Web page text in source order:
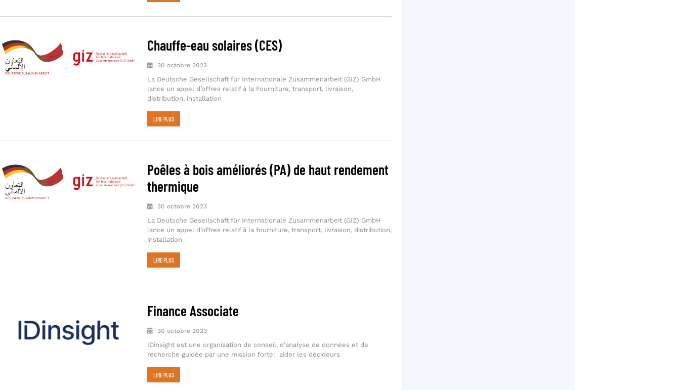
Chauffe-eau solaires (CES)
30 octobre 2023
La Deutsche Gesellschaft für Internationale Zusammenarbeit (GIZ) GmbH
lance un appel d’offres relatif à la Fourniture, transport, livraison,
distribution, installation
LIRE PLUS
Poêles à bois améliorés (PA) de haut rendement
thermique
30 octobre 2023
La Deutsche Gesellschaft für Internationale Zusammenarbeit (GIZ) GmbH
lance un appel d’offres relatif à la fourniture, transport, livraison, distribution,
installation
LIRE PLUS
Finance Associate
30 octobre 2023
IDinsight est une organisation de conseil, d’analyse de données et de
recherche guidée par une mission forte: aider les décideurs
LIRE PLUS